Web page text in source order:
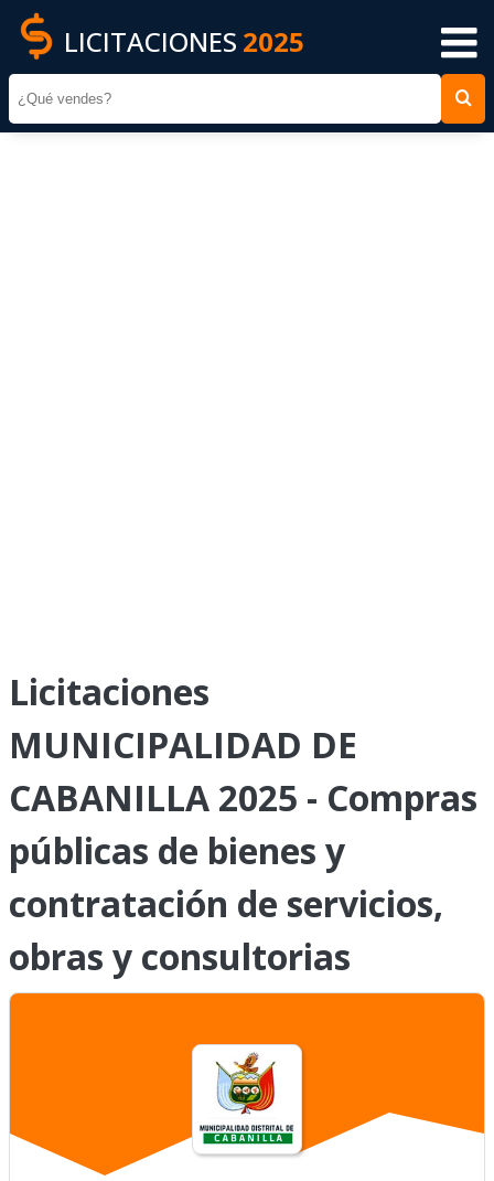
LICITACIONES 2025
Licitaciones
MUNICIPALIDAD DE
CABANILLA 2025 - Compras
públicas de bienes y
contratación de servicios,
obras y consultorias